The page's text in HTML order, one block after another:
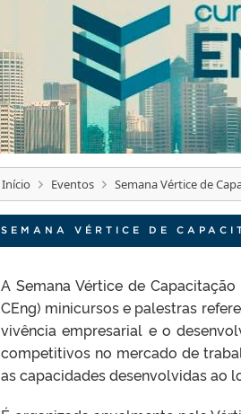
Início Eventos Semana Vértice de
SEMANA VÉRTICE DE
A Semana Vértice de
CEng) minicursos e palestras
vivência empresarial e o
competitivos no mercado de
as capacidades desenvolvidas ao